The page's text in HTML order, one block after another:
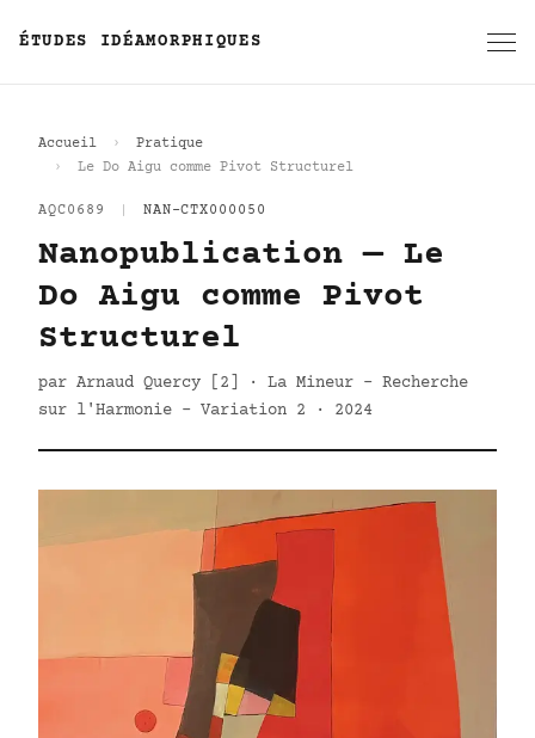
ÉTUDES IDÉAMORPHIQUES
Accueil
Pratique
Le Do Aigu comme Pivot Structurel
AQC0689 NAN-CTX000050
Nanopublication — Le
Do Aigu comme Pivot
Structurel
par Arnaud Quercy [2] · La Mineur - Recherche
sur l'Harmonie - Variation 2 · 2024